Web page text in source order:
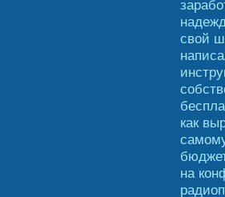
свой
как
на